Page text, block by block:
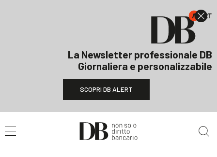
La Newsletter professionale DB
Giornaliera e personalizzabile
SCOPRI DB ALERT